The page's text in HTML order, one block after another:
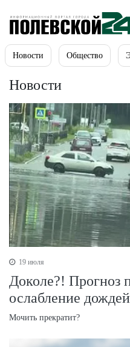
Новости Общество
Новости
19 июля
Доколе?! Прогноз
ослабление
Мочить прекратит?